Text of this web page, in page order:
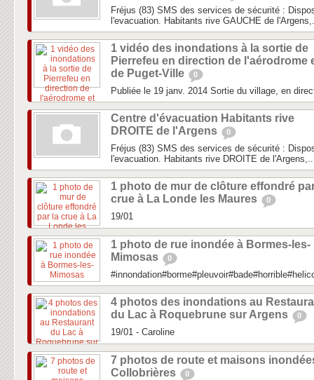
Fréjus (83) SMS des services de sécurité :
l'evacuation. Habitants rive GAUCHE de
1 vidéo des inondations à la sortie de
Pierrefeu en direction de l'aérodrome
de Puget-Ville
0
Publiée le 19 janv. 2014 Sortie du village, en
Centre d'évacuation Habitants rive
DROITE de l'Argens
0
Fréjus (83) SMS des services de sécurité :
l'evacuation. Habitants rive DROITE de
1 photo de mur de clôture effondré
crue à La Londe les Maures
0
19/01
1 photo de rue inondée à Bormes-les-
Mimosas
0
4 photos des inondations au
du Lac à Roquebrune sur Argens
0
19/01 - Caroline
7 photos de route et maisons
Collobrières
0